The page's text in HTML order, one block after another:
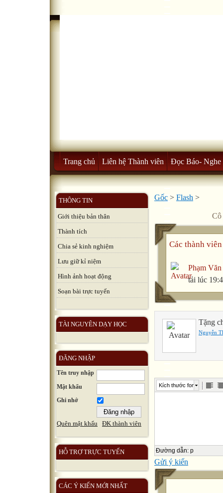
Trang chủ Liên hệ Thành viên Đọc Báo- Nghe
THÔNG TIN
Giới thiệu bản thân
Thành tích
Chia sẻ kinh nghiệm
Lưu giữ kỉ niệm
Hình ảnh hoạt động
Soạn bài trực tuyến
TÀI NGUYÊN DẠY HỌC
ĐĂNG NHẬP
Tên truy nhập
Mật khẩu
Ghi nhớ
Quên mật khẩu ĐK thành viên
HỖ TRỢ TRỰC TUYẾN
CÁC Ý KIẾN MỚI NHẤT
Gốc > Flash >
Cô
Các thành
Phạm
tải lúc
Tặng
Nguyễn
Kích thước font
Đường dẫn: p
Gửi ý kiến